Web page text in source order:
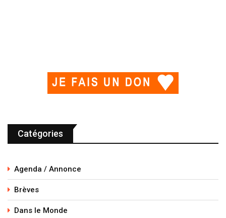
Catégories
Agenda / Annonce
Brèves
Dans le Monde